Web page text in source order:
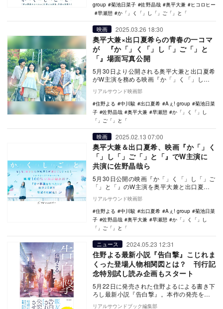
group
菊池日菜子 佐野晶哉 奥平大兼
ヒコロヒー
早瀬憩
か「」く「」し「」ご「」と「
映画 2025.03.26 18:30
奥平大兼×出口夏希らの青春の一コマ
が 『か「」く「」し「」ご「」と
「』場面写真公開
5月30日より公開される奥平大兼と出口夏希
がW主演を務める映画『か「」く「」し
「」ご「」と「』の場面写真が公開され
た。 本作…
リアルサウンド映画部
住野よる
中川駿 出口夏希 Aぇ! group
菊池日菜
子
佐野晶哉 奥平大兼 早瀬憩
か「」く「」し
「」ご「」と「
映画 2025.02.13 07:00
奥平大兼＆出口夏希、映画『か「」く
「」し「」ご「」と「』でW主演に
共演に佐野晶哉ら
5月30日公開の映画『か「」く「」し「」ご
「」と「』のW主演を奥平大兼と出口夏希
が務めることが発表された。 本作は『君
の膵臓…
リアルサウンド映画部
住野よる
中川駿 出口夏希 Aぇ! group
菊池日菜
子
佐野晶哉 奥平大兼 早瀬憩
か「」く「」し
「」ご「」と「
ニュース 2024.05.23 12:31
住野よる最新小説『告白撃』こじれま
くった登場人物相関図とは？ 刊行記
念特別試し読み企画もスタート
5月22日に発売された住野よるによる書き下
ろし最新小説『告白撃』。本作の発売を記
念し特別試し読み企画が開始された。 三
リアルサウンドブック編集部